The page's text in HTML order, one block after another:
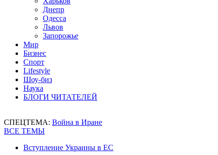
Днепр
Одесса
Львов
Запорожье
Мир
Бизнес
Спорт
Lifestyle
Шоу-биз
Наука
БЛОГИ ЧИТАТЕЛЕЙ
СПЕЦТЕМА: Война в Иране
ВСЕ ТЕМЫ
Вступление Украины в ЕС